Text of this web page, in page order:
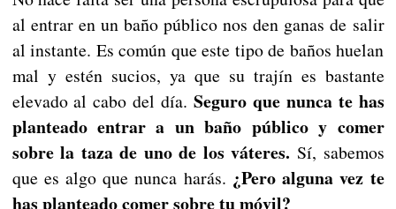
al entrar en un baño público nos den ganas de salir
al instante. Es común que este tipo de baños huelan
mal y estén sucios, ya que su trajín es bastante
elevado al cabo del día. Seguro que nunca te has
planteado entrar a un baño público y comer
sobre la taza de uno de los váteres. Sí, sabemos
que es algo que nunca harás. ¿Pero alguna vez te
has planteado comer sobre tu móvil?